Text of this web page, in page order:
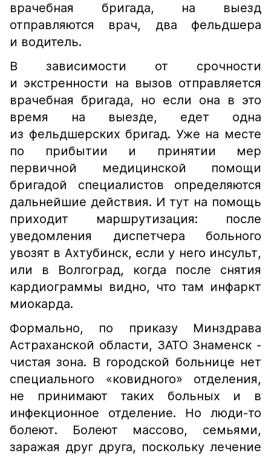
врачебная бригада, на выезд
отправляются врач, два фельдшера
и водитель.
В зависимости от срочности
и экстренности на вызов отправляется
врачебная бригада, но если она в это
время на выезде, едет одна
из фельдшерских бригад. Уже на месте
по прибытии и принятии мер
первичной медицинской помощи
бригадой специалистов определяются
дальнейшие действия. И тут на помощь
приходит маршрутизация: после
уведомления диспетчера больного
увозят в Ахтубинск, если у него инсульт,
или в Волгоград, когда после снятия
кардиограммы видно, что там инфаркт
миокарда.
Формально, по приказу Минздрава
Астраханской области, ЗАТО Знаменск -
чистая зона. В городской больнице нет
специального «ковидного» отделения,
не принимают таких больных и в
инфекционное отделение. Но люди-то
болеют. Болеют массово, семьями,
заражая друг друга, поскольку лечение